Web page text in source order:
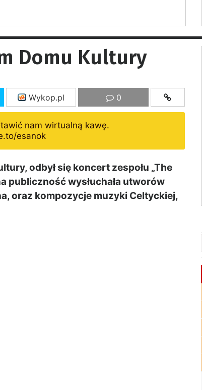
Domu Kultury
Wykop.pl 0
nam wirtualną kawę.
esanok
odbył się koncert zespołu „The
publiczność wysłuchała utworów
oraz kompozycje muzyki Celtyckiej,